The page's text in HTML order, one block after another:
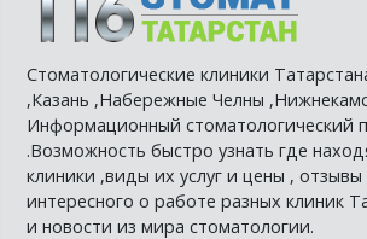
Стоматологические клиники
,Казань ,Набережные Челны
Информационный стоматологический
.Возможность быстро узнать где
клиники ,виды их услуг и цены ,
интересного о работе разных клиник
и новости из мира стоматологии.